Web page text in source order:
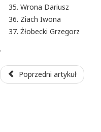
Wrona Dariusz
Ziach Iwona
Żłobecki Grzegorz
.
Poprzedni artykuł